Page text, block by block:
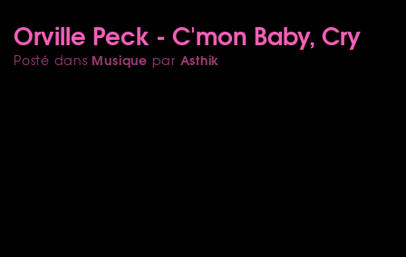
Orville Peck - C'mon Baby, Cry
Posté dans Musique par Asthik